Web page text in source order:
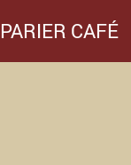
CAFÉ